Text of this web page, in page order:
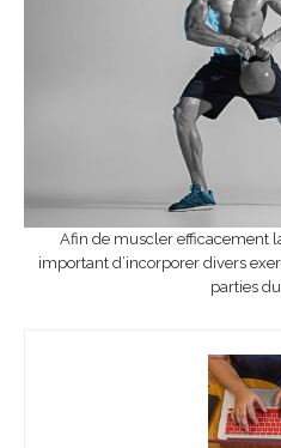
Afin de muscler efficacement
important d’incorporer divers
parties